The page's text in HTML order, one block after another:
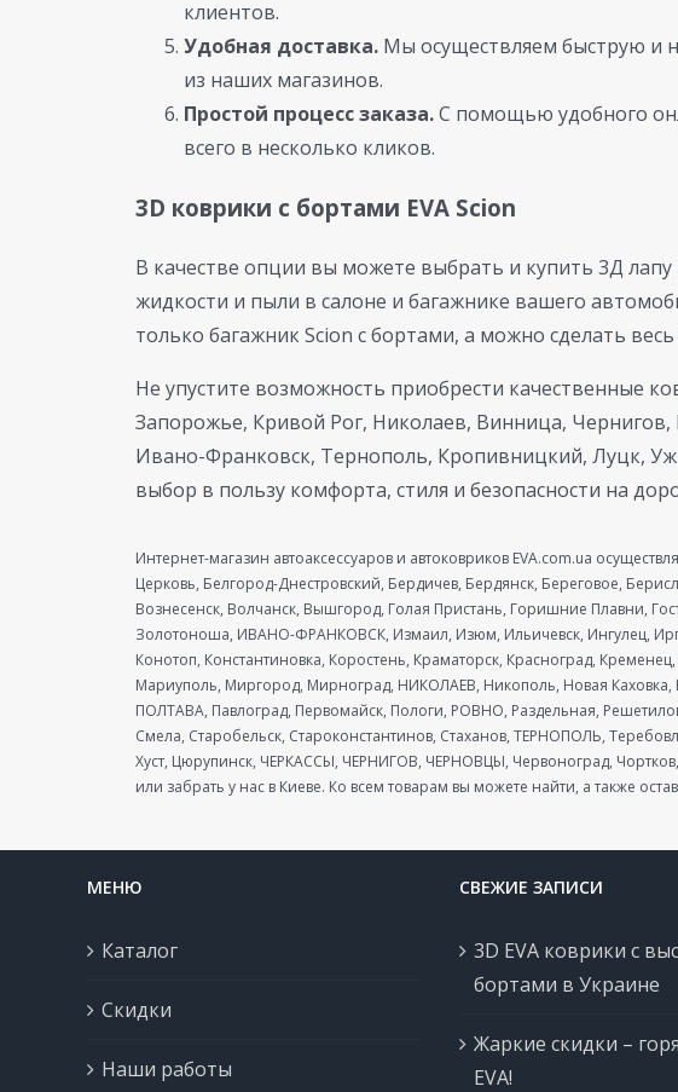
клиентов.
Удобная доставка. Мы осуществляем быструю и
из наших магазинов.
Простой процесс заказа.С помощью удобного
всего в несколько кликов.
3D коврики с бортами EVA Scion
В качестве опции вы можете выбрать и купить 3Д
жидкости и пыли в салоне и багажнике вашего
только багажник Scion с бортами, а можно сделать
Не упустите возможность приобрести качественные
Запорожье, Кривой Рог, Николаев, Винница,
Ивано-Франковск, Тернополь, Кропивницкий, Луцк,
выбор в пользу комфорта, стиля и безопасности на
Интернет-магазин автоаксессуаров и автоковриков EVA.com.ua
Церковь, Белгород-Днестровский, Бердичев, Бердянск, Береговое,
Вознесенск, Волчанск, Вышгород, Голая Пристань, Горишние Плавни,
Золотоноша, ИВАНО-ФРАНКОВСК, Измаил, Изюм, Ильичевск, Ингулец,
Конотоп, Константиновка, Коростень, Краматорск, Красноград,
Мариуполь, Миргород, Мирноград, НИКОЛАЕВ, Никополь, Новая
ПОЛТАВА, Павлоград, Первомайск, Пологи, РОВНО, Раздельная,
Смела, Старобельск, Староконстантинов, Стаханов, ТЕРНОПОЛЬ,
Хуст, Цюрупинск, ЧЕРКАССЫ, ЧЕРНИГОВ, ЧЕРНОВЦЫ, Червоноград,
или забрать у нас в Киеве. Ко всем товарам вы можете найти, а также
МЕНЮ
Каталог
Скидки
Наши работы
СВЕЖИЕ ЗАПИСИ
3D EVA коврики с
бортами в Украине
Жаркие скидки –
EVA!